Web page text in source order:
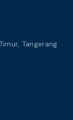
Tangerang